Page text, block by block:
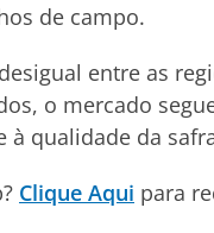
de campo.
entre as
o mercado
qualidade da
Clique Aqui para